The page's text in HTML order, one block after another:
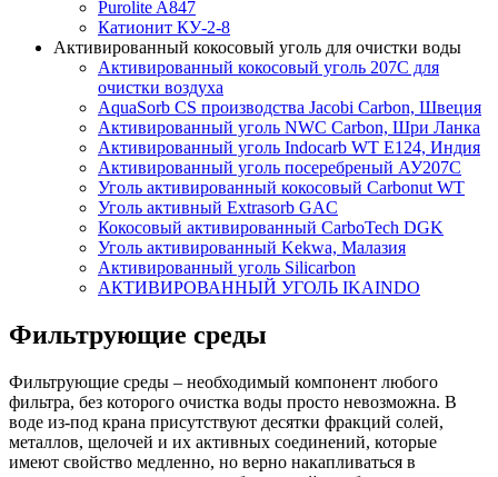
Purolite A847
Катионит КУ-2-8
Активированный кокосовый уголь для очистки воды
Активированный кокосовый уголь 207C для
очистки воздуха
AquaSorb CS производства Jacobi Carbon, Швеция
Активированный уголь NWC Carbon, Шри Ланка
Активированный уголь Indocarb WT E124, Индия
Активированный уголь посеребреный АУ207С
Уголь активированный кокосовый Carbonut WT
Уголь активный Extrasorb GAС
Кокосовый активированный CarboTech DGK
Уголь активированный Kekwa, Малазия
Активированный уголь Silicarbon
АКТИВИРОВАННЫЙ УГОЛЬ IKAINDO
Фильтрующие среды
Фильтрующие среды – необходимый компонент любого
фильтра, без которого очистка воды просто невозможна. В
воде из-под крана присутствуют десятки фракций солей,
металлов, щелочей и их активных соединений, которые
имеют свойство медленно, но верно накапливаться в